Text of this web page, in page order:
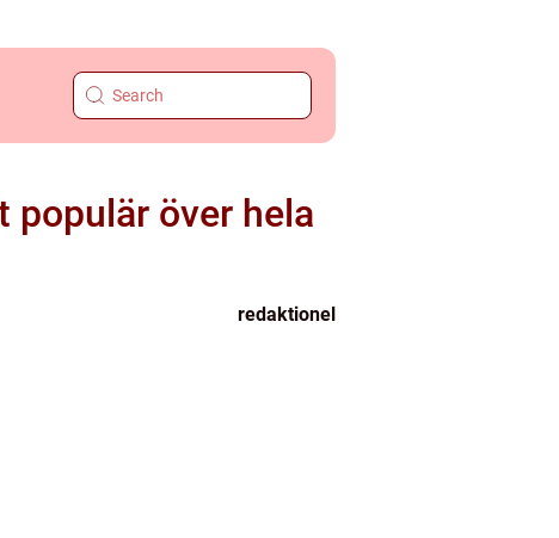
populär över hela
redaktionel